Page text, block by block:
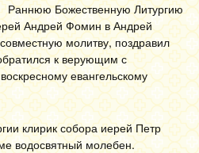
Раннюю Божественную Литургию
Андрей Фомин в Андрей
молитву, поздравил
к верующим с
евангельскому
клирик собора иерей Петр
водосвятный молебен.